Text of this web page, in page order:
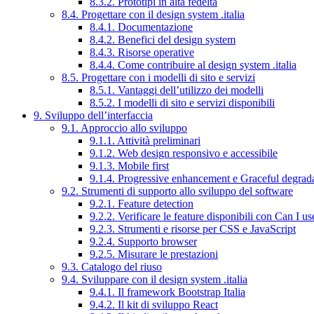
8.4. Progettare con il design system .italia
8.4.1. Documentazione
8.4.2. Benefici del design system
8.4.3. Risorse operative
8.4.4. Come contribuire al design system .italia
8.5. Progettare con i modelli di sito e servizi
8.5.1. Vantaggi dell’utilizzo dei modelli
8.5.2. I modelli di sito e servizi disponibili
9. Sviluppo dell’interfaccia
9.1. Approccio allo sviluppo
9.1.1. Attività preliminari
9.1.2. Web design responsivo e accessibile
9.1.3. Mobile first
9.1.4. Progressive enhancement e Graceful
9.2. Strumenti di supporto allo sviluppo del software
9.2.1. Feature detection
9.2.2. Verificare le feature disponibili con Can I
9.2.3. Strumenti e risorse per CSS e JavaScript
9.2.4. Supporto browser
9.2.5. Misurare le prestazioni
9.3. Catalogo del riuso
9.4. Sviluppare con il design system .italia
9.4.1. Il framework Bootstrap Italia
9.4.2. Il kit di sviluppo React